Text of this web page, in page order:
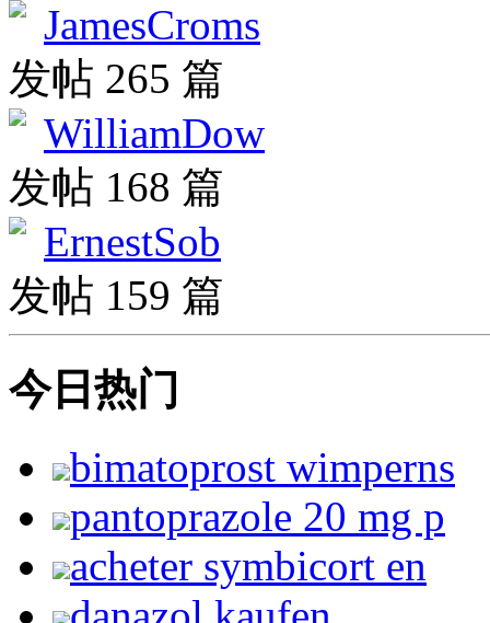
JamesCroms
发帖 265 篇
WilliamDow
发帖 168 篇
ErnestSob
发帖 159 篇
今日热门
bimatoprost wimperns
pantoprazole 20 mg p
acheter symbicort en